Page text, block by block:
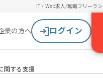
IT・Web求人/転職フリーラ
業の方へ ログイン
関する支援